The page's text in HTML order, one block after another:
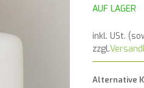
AUF LAGER
inkl. USt.
zzgl.
Alternative